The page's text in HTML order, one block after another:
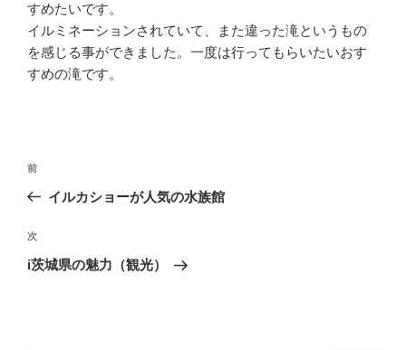
すめたいです。
イルミネーションされていて、また違った滝というもの
を感じる事ができました。一度は行ってもらいたいおす
すめの滝です。
投
ビ
ゲ
過
去
投
稿
前
イルカショーが人気の水族館
次
の
次
i茨城県の魅力（観光）